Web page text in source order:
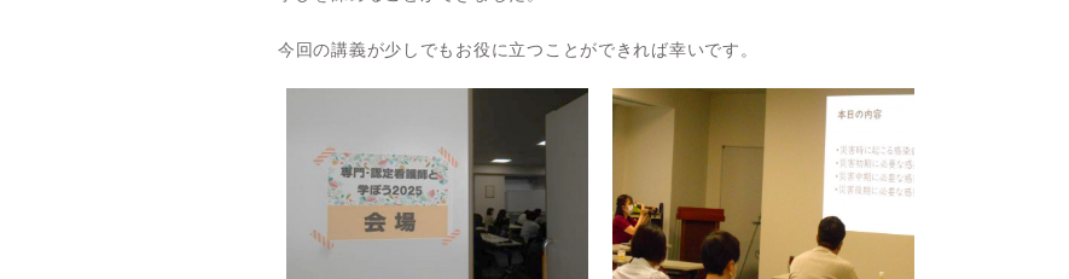
今回の講義が少しでもお役に立つことができれば幸いです。